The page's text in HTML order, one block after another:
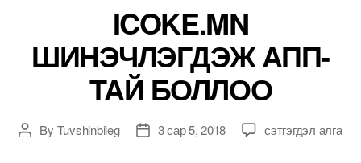
ICOKE.MN
ШИНЭЧЛЭГДЭЖ АПП-
ТАЙ БОЛЛОО
PostBy Tuvshinbileg
Post3 сар 5, 2018
ICOKE.MN
сэтгэгдэл алга